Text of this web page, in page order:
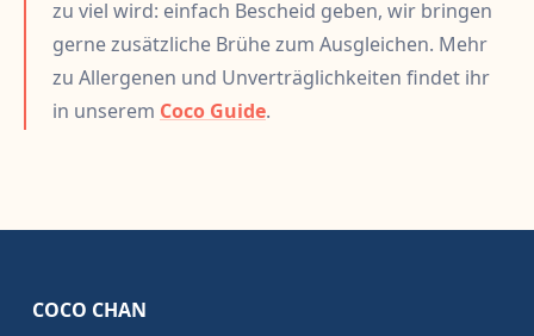
zu viel wird: einfach Bescheid geben, wir bringen
gerne zusätzliche Brühe zum Ausgleichen. Mehr
zu Allergenen und Unverträglichkeiten findet ihr
in unserem Coco Guide.
COCO CHAN